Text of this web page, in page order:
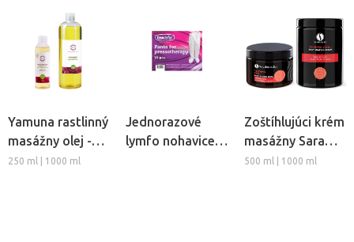
Yamuna rastlinný
masážny olej -
Hrozno
250 ml | 1000 ml
Jednorazové
lymfo nohavice z
Zoštíhlujúci krém
masážny Sara
Beauty Spa -
500 ml | 1000 ml